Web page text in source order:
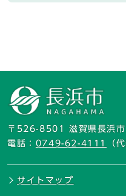
〒526-8501 滋賀県長浜
電話： 0749-62-4111 （
サイトマップ